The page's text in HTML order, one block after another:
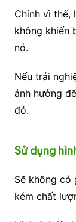
Chính vì thế,
không khiến
nó.
Nếu trải
ảnh hưởng
đó.
Sử dụng
Sẽ không có
kém chất